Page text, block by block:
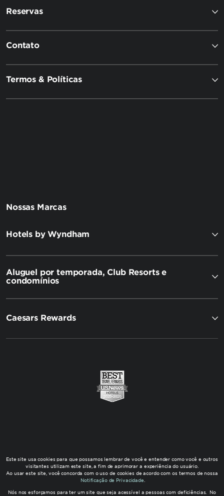
Reservas
Contato
Termos & Políticas
Nossas Marcas
Hotels by Wyndham
Aluguel por temporada, Club Resorts e
condomínios
Caesars Rewards
Este site usa cookies para que possamos lembrar de você e entender como você e outros
visitantes utilizam este site, a fim de aprimorar a experiência do usuário.
Ao usar este site, você concorda com o uso de cookies de acordo com os termos de nossa
Notificação de Privacidade
Nós nos esforçamos para ter um site que seja acessível a pessoas com deficiências. No